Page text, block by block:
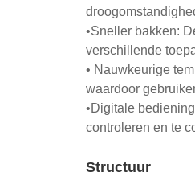
•Sneller bakken:
verschillende
• Nauwkeurige
waardoor
•Digitale
controleren en te
Structuur